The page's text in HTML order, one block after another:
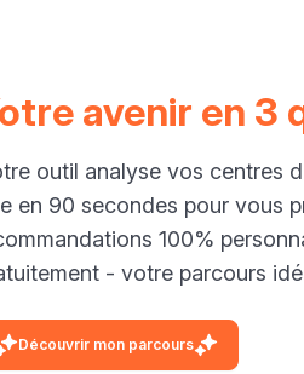
avenir en 3
outil analyse vos centres
en 90 secondes pour vous
100%
- votre parcours
Découvrir mon parcours